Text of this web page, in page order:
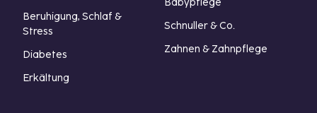
Beruhigung, Schlaf &
Stress
Diabetes
Erkältung
Babypflege
Schnuller & Co.
Zahnen & Zahnpflege